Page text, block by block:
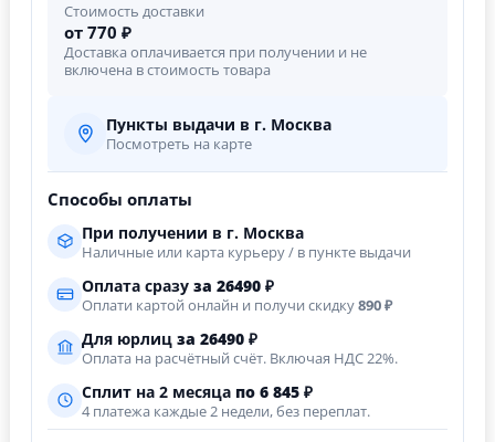
Стоимость доставки
от 770 ₽
Доставка оплачивается при получении и не
включена в стоимость товара
Пункты выдачи в г. Москва
Посмотреть на карте
Способы оплаты
При получении в г. Москва
Наличные или карта курьеру / в пункте выдачи
Оплата сразу за 26490 ₽
Оплати картой онлайн и получи скидку890 ₽
Для юрлиц за 26490 ₽
Оплата на расчётный счёт. Включая НДС 22%.
Сплит на 2 месяца по 6 845 ₽
4 платежа каждые 2 недели, без переплат.